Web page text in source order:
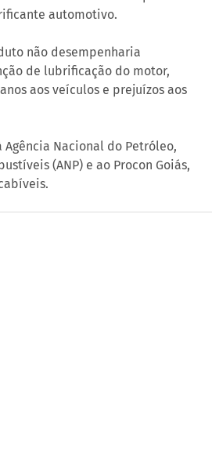
automotivo.
não desempenharia
de lubrificação do motor,
aos veículos e prejuízos aos
Nacional do Petróleo,
(ANP) e ao Procon Goiás,